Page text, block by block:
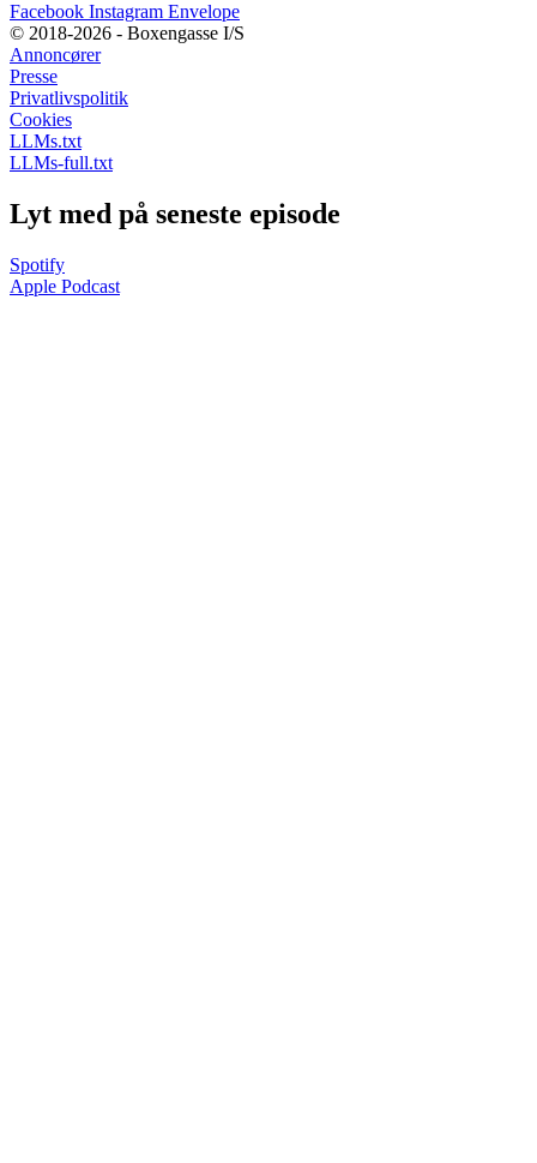
Facebook Instagram Envelope
© 2018-2026 - Boxengasse I/S
Annoncører
Presse
Privatlivspolitik
Cookies
LLMs.txt
LLMs-full.txt
Lyt med på seneste episode
Spotify
Apple Podcast